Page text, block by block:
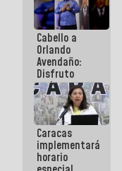
operaciones
en el
Aeropuerto
Internacional
de
Maiquetía
Cabello a
Orlando
Avendaño:
Disfruto
cada vez
que escribes
porque lo
que haces
es
embarrarla
Caracas
implementará
horario